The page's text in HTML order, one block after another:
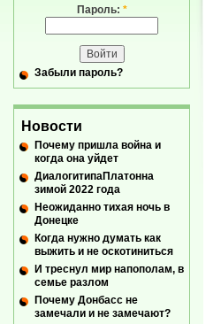
Пароль: *
Забыли пароль?
Новости
Почему пришла война и
когда она уйдет
ДиалогитипаПлатонна
зимой 2022 года
Неожиданно тихая ночь в
Донецке
Когда нужно думать как
выжить и не оскотиниться
И треснул мир напополам, в
семье разлом
Почему Донбасс не
замечали и не замечают?